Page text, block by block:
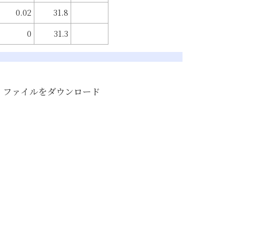
0.02
31.8
0 31.3
ファイルをダウンロード